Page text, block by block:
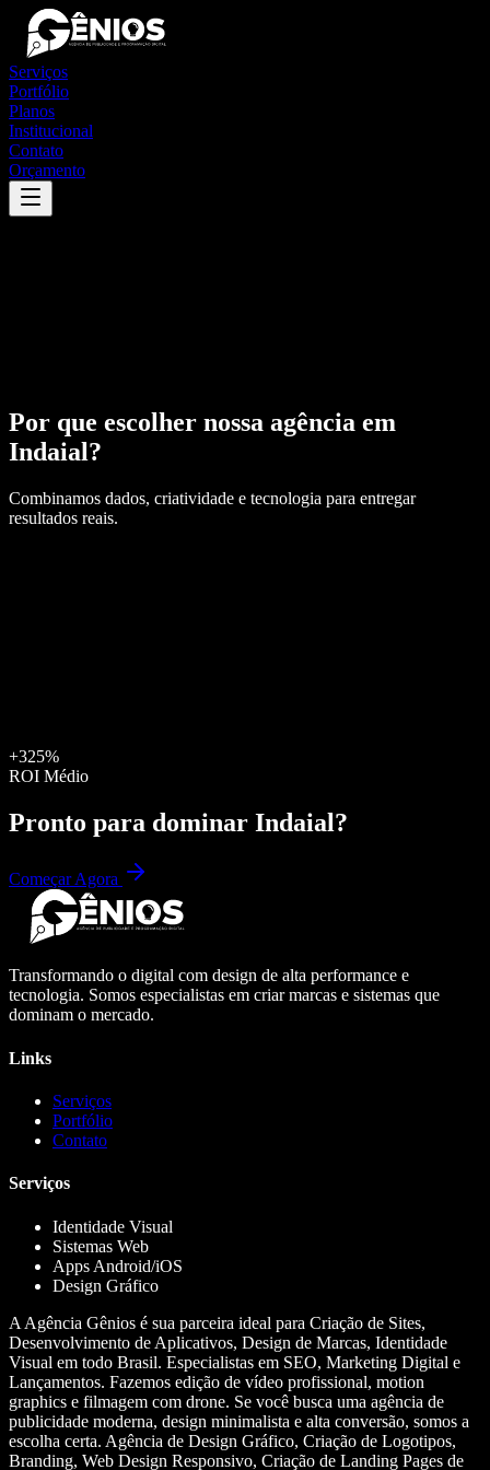
Serviços
Portfólio
Planos
Institucional
Contato
Orçamento
Por que escolher nossa agência em
Indaial?
Combinamos dados, criatividade e tecnologia para entregar
resultados reais.
+325%
ROI Médio
Pronto para dominar Indaial?
Começar Agora
Transformando o digital com design de alta performance e
tecnologia. Somos especialistas em criar marcas e sistemas que
dominam o mercado.
Links
Serviços
Portfólio
Contato
Serviços
Identidade Visual
Sistemas Web
Apps Android/iOS
Design Gráfico
A Agência Gênios é sua parceira ideal para Criação de Sites,
Desenvolvimento de Aplicativos, Design de Marcas, Identidade
Visual em todo Brasil. Especialistas em SEO, Marketing Digital e
Lançamentos. Fazemos edição de vídeo profissional, motion
graphics e filmagem com drone. Se você busca uma agência de
publicidade moderna, design minimalista e alta conversão, somos a
escolha certa. Agência de Design Gráfico, Criação de Logotipos,
Branding, Web Design Responsivo, Criação de Landing Pages de